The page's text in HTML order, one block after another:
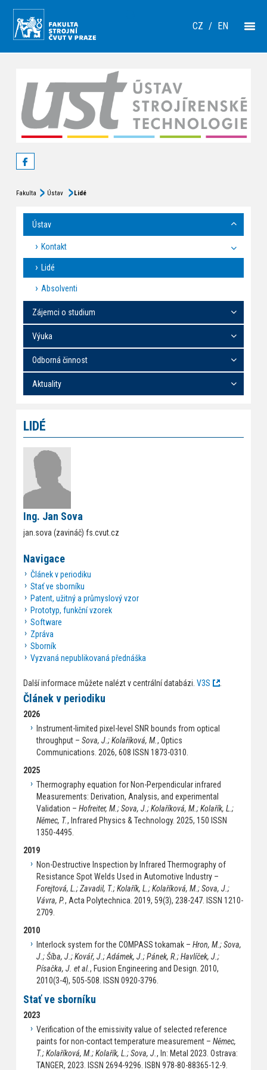
CZ / EN
Fakulta Ústav Lidé
Ústav
Kontakt
Lidé
Absolventi
Zájemci o studium
Výuka
Odborná činnost
Aktuality
LIDÉ
Ing. Jan Sova
jan.sova (zavináč) fs.cvut.cz
Navigace
Článek v periodiku
Stať ve sborníku
Patent, užitný a průmyslový vzor
Prototyp, funkční vzorek
Software
Zpráva
Sborník
Vyzvaná nepublikovaná přednáška
Další informace můžete nalézt v centrální databázi. V3S .
Článek v periodiku
2026
Instrument-limited pixel-level SNR bounds from optical
throughput – Sova, J.; Kolaříková, M., Optics
Communications. 2026, 608 ISSN 1873-0310.
2025
Thermography equation for Non-Perpendicular infrared
Measurements: Derivation, Analysis, and experimental
Validation – Hofreiter, M.; Sova, J.; Kolaříková, M.; Kolařík, L.;
Němec, T., Infrared Physics & Technology. 2025, 150 ISSN
1350-4495.
2019
Non-Destructive Inspection by Infrared Thermography of
Resistance Spot Welds Used in Automotive Industry –
Forejtová, L.; Zavadil, T.; Kolařík, L.; Kolaříková, M.; Sova, J.;
Vávra, P., Acta Polytechnica. 2019, 59(3), 238-247. ISSN 1210-
2709.
2010
Interlock system for the COMPASS tokamak – Hron, M.; Sova,
J.; Šíba, J.; Kovář, J.; Adámek, J.; Pánek, R.; Havlíček, J.;
Písačka, J. et al., Fusion Engineering and Design. 2010,
2010(3-4), 505-508. ISSN 0920-3796.
Stať ve sborníku
2023
Verification of the emissivity value of selected reference
paints for non-contact temperature measurement – Němec,
T.; Kolaříková, M.; Kolařík, L.; Sova, J. , In: Metal 2023. Ostrava:
TANGER, 2023. ISSN 2694-9296. ISBN 978-80-88365-12-9.